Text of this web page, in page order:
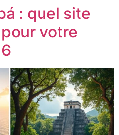
: quel site
votre